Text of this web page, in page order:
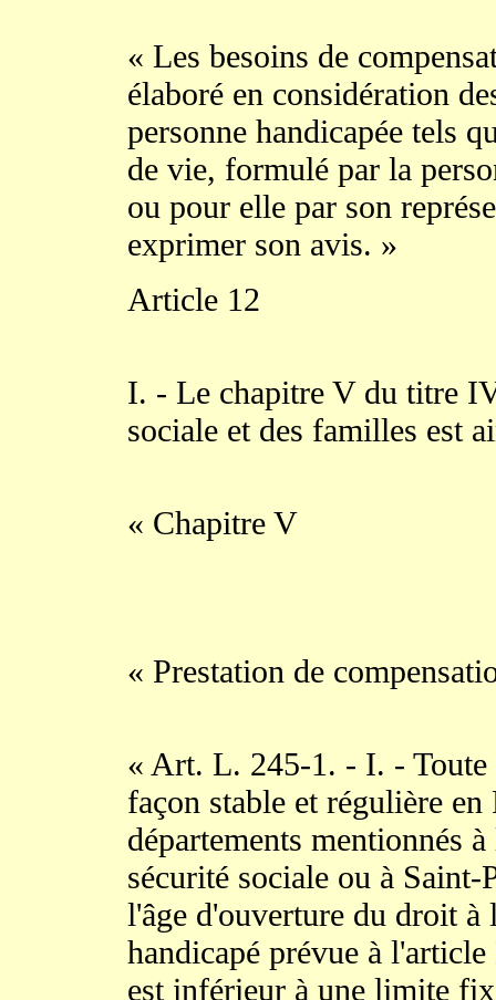
« Les besoins de
élaboré en considération
personne handicapée tels
de vie, formulé par la
ou pour elle par son
exprimer son avis. »
Article 12
I. - Le chapitre V du titre
sociale et des familles est
« Chapitre V
« Prestation de
« Art. L. 245-1. - I. - Toute
façon stable et régulière
départements mentionnés à
sécurité sociale ou à
l'âge d'ouverture du droit
handicapé prévue à
est inférieur à une limite